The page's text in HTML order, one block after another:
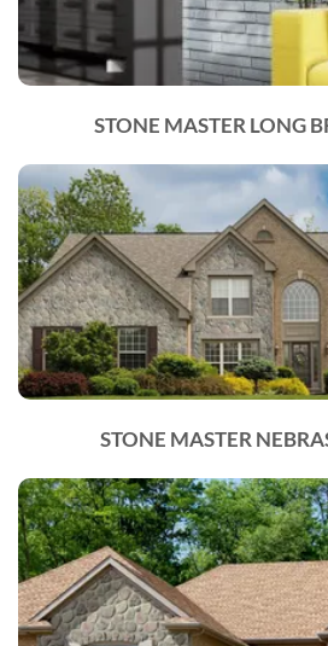
STONE MASTER LONG
STONE MASTER